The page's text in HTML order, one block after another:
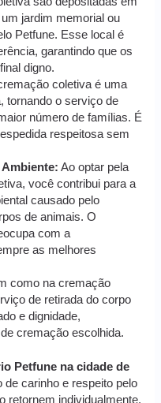
jardim memorial ou
Petfune. Esse local é
garantindo que os
digno.
coletiva é uma
tornando o serviço de
número de famílias. É
respeitosa sem
Ao optar pela
você contribui para a
causado pelo
de animais. O
com a
as melhores
como na cremação
de retirada do corpo
e dignidade,
cremação escolhida.
Petfune na cidade de
carinho e respeito pelo
retornem individualmente.